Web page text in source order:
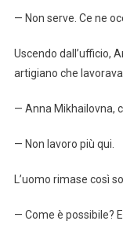
— Non serve. Ce ne
Uscendo dall’ufficio,
artigiano che
— Anna Mikhailovna,
— Non lavoro più qui.
L’uomo rimase così
— Come è possibile?